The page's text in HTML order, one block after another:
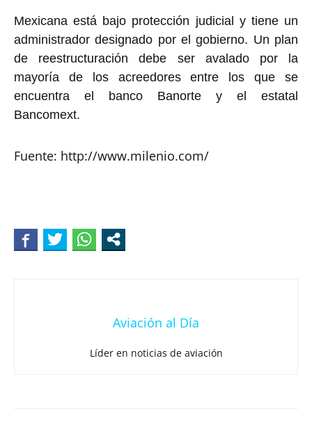
Mexicana está bajo protección judicial y tiene un
administrador designado por el gobierno. Un plan
de reestructuración debe ser avalado por la
mayoría de los acreedores entre los que se
encuentra el banco Banorte y el estatal
Bancomext.
Fuente: http://www.milenio.com/
Aviación al Día
Líder en noticias de aviación